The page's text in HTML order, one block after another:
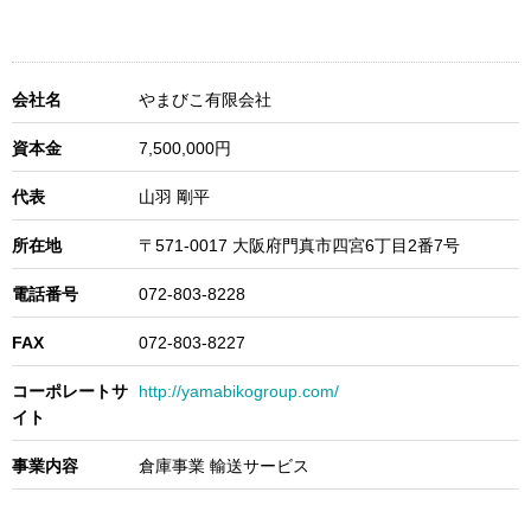
会社名 やまびこ有限会社
資本金 7,500,000円
代表 山羽 剛平
所在地 〒571-0017 大阪府門真市四宮6丁目2番7号
電話番号 072-803-8228
FAX 072-803-8227
コーポレートサ
イト
http://yamabikogroup.com/
事業内容 倉庫事業 輸送サービス